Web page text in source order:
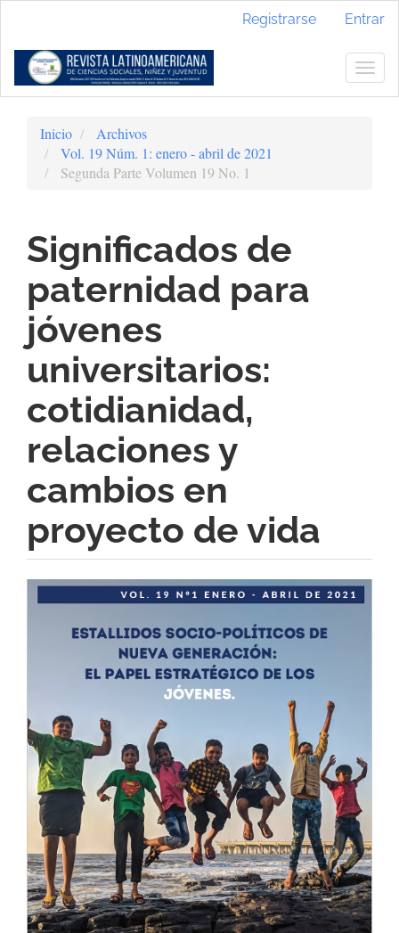
Contenido
principal
Barra
Registrarse Entrar
Inicio
Archivos
Vol. 19 Núm. 1: enero - abril de 2021
Segunda Parte Volumen 19 No. 1
Significados de
paternidad para
jóvenes
universitarios:
cotidianidad,
relaciones y
cambios en
proyecto de vida
Barra
lateral